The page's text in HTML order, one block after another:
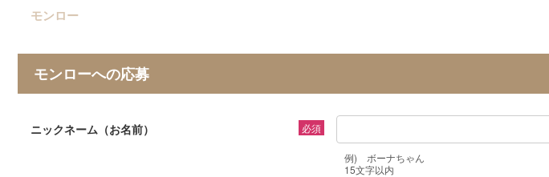
モンロー
モンローへの応募
ニックネーム（お名前） 必須
例) ボーナちゃん
15文字以内